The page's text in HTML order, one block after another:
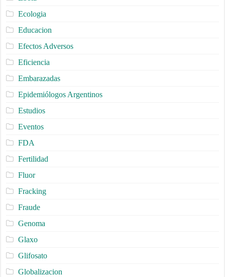
Ecologia
Educacion
Efectos Adversos
Eficiencia
Embarazadas
Epidemiólogos Argentinos
Estudios
Eventos
FDA
Fertilidad
Fluor
Fracking
Fraude
Genoma
Glaxo
Glifosato
Globalizacion